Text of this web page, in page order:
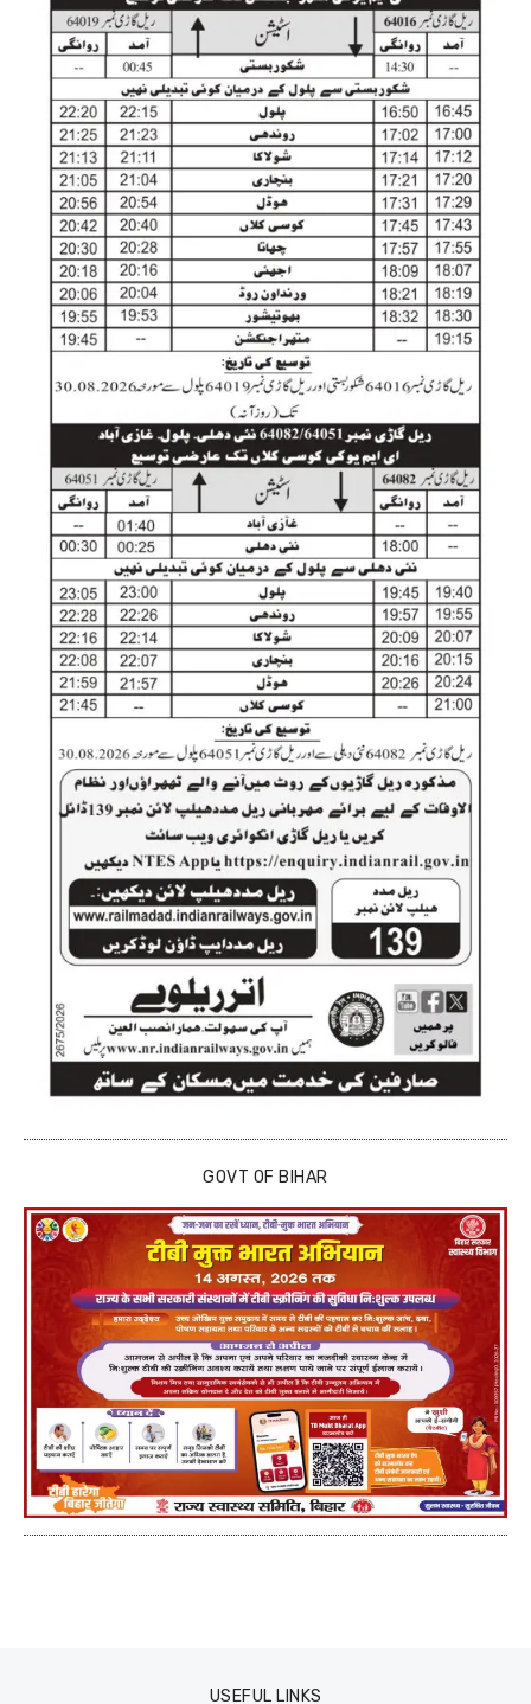
GOVT OF BIHAR
USEFUL LINKS